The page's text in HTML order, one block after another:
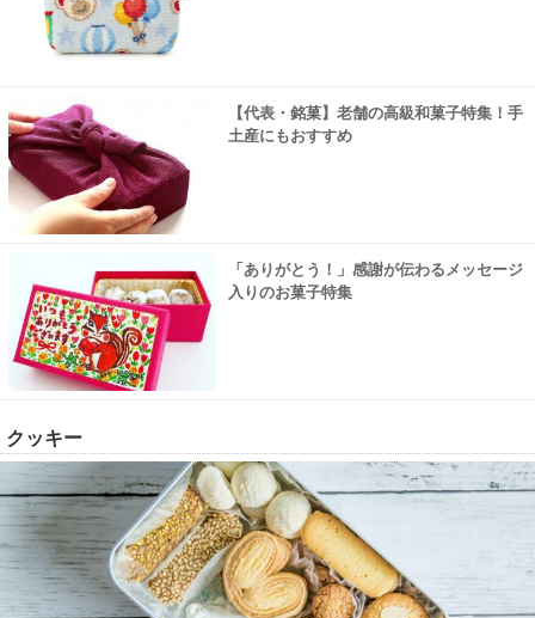
【代表・銘菓】老舗の高級和菓子特集！手
土産にもおすすめ
「ありがとう！」感謝が伝わるメッセージ
入りのお菓子特集
クッキー